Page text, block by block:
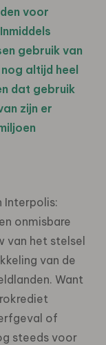
voor
gebruik van
altijd heel
dat gebruik
zijn er
Interpolis:
onmisbare
van het stelsel
van de
Want
of
steeds voor